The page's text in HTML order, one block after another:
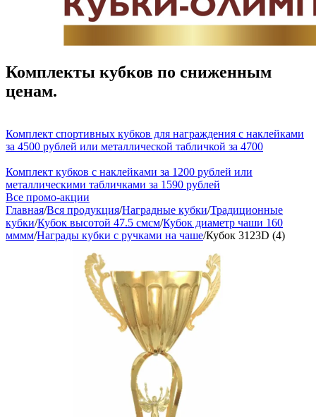
Комплекты кубков по сниженным
ценам.
Комплект спортивных кубков для награждения с наклейками
за 4500 рублей или металлической табличкой за 4700
Комплект кубков с наклейками за 1200 рублей или
металлическими табличками за 1590 рублей
Все промо-акции
Главная/Вся продукция/Наградные кубки/Традиционные
кубки/Кубок высотой 47.5 смсм/Кубок диаметр чаши 160
мммм/Награды кубки с ручками на чаше/Кубок 3123D (4)